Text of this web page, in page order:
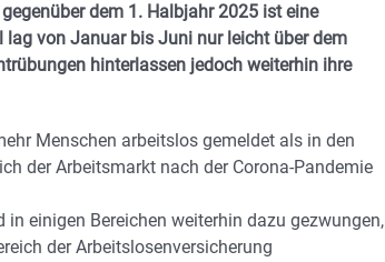
dem 1. Halbjahr 2025 ist eine
von Januar bis Juni nur leicht über dem
hinterlassen jedoch weiterhin ihre
Menschen arbeitslos gemeldet als in den
der Arbeitsmarkt nach der Corona-Pandemie
einigen Bereichen weiterhin dazu gezwungen,
der Arbeitslosenversicherung